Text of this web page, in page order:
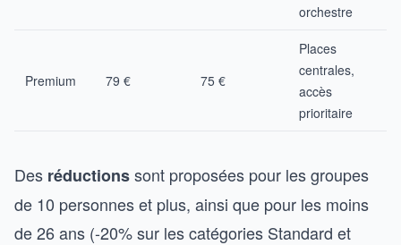
orchestre
Premium 79 € 75 €
Places
centrales,
accès
prioritaire
Des réductionssont proposées pour les groupes
de 10 personnes et plus, ainsi que pour les moins
de 26 ans (-20% sur les catégories Standard et